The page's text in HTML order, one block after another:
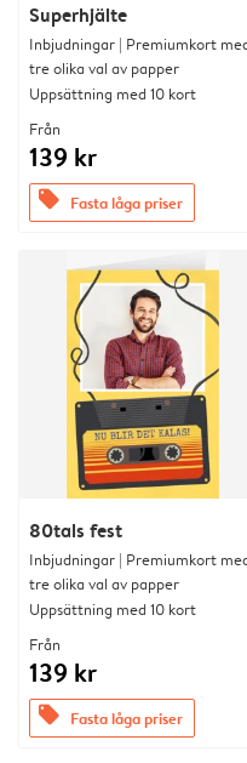
Superhjälte
Inbjudningar | Premiumkort
tre olika val av papper
Uppsättning med 10 kort
Från
139 kr
offers Fasta låga priser
80tals fest
Inbjudningar | Premiumkort
tre olika val av papper
Uppsättning med 10 kort
Från
139 kr
offers Fasta låga priser